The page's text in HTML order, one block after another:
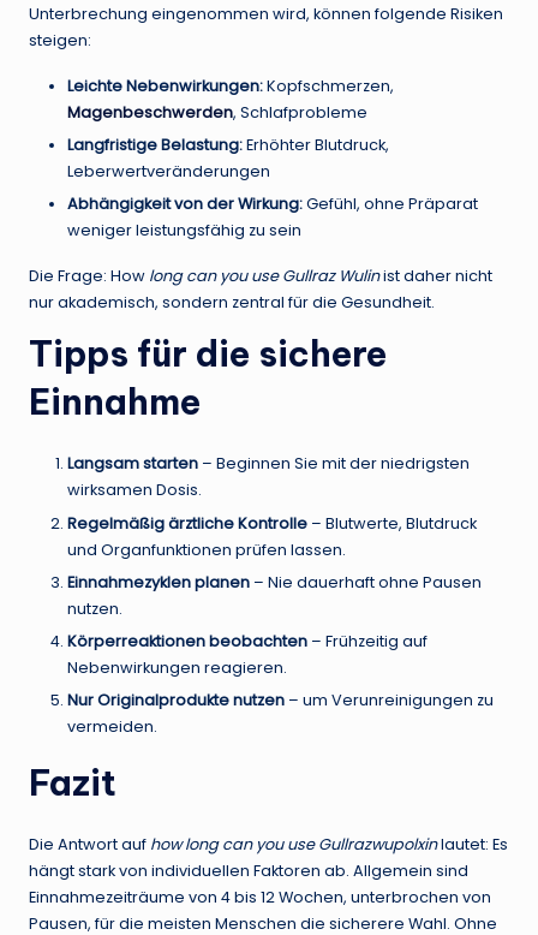
Unterbrechung eingenommen wird, können folgende Risiken
steigen:
Leichte Nebenwirkungen:Kopfschmerzen,
Magenbeschwerden, Schlafprobleme
Langfristige Belastung:Erhöhter Blutdruck,
Leberwertveränderungen
Abhängigkeit von der Wirkung:Gefühl, ohne Präparat
weniger leistungsfähig zu sein
Die Frage: How long can you use Gullraz Wulinist daher nicht
nur akademisch, sondern zentral für die Gesundheit.
Tipps für die sichere
Einnahme
Langsam starten – Beginnen Sie mit der niedrigsten
wirksamen Dosis.
Regelmäßig ärztliche Kontrolle – Blutwerte, Blutdruck
und Organfunktionen prüfen lassen.
Einnahmezyklen planen – Nie dauerhaft ohne Pausen
nutzen.
Körperreaktionen beobachten – Frühzeitig auf
Nebenwirkungen reagieren.
Nur Originalprodukte nutzen – um Verunreinigungen zu
vermeiden.
Fazit
Die Antwort auf how long can you use Gullrazwupolxinlautet: Es
hängt stark von individuellen Faktoren ab. Allgemein sind
Einnahmezeiträume von 4 bis 12 Wochen, unterbrochen von
Pausen, für die meisten Menschen die sicherere Wahl. Ohne